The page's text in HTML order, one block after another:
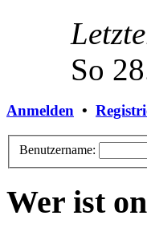
So
Anmelden •
Benutzername:
Wer ist